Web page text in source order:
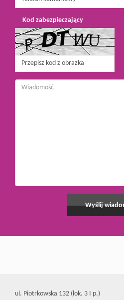
Kod zabezpieczający
ul. Piotrkowska 132 (lok. 3 I p.)